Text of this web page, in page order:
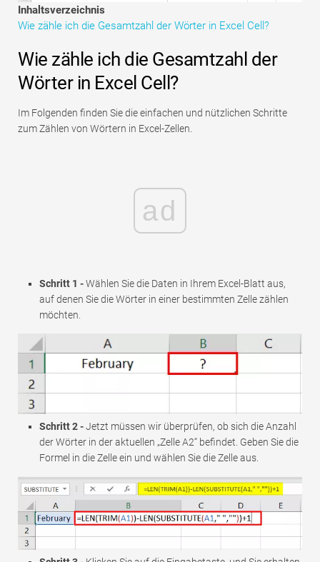
Vollständige Form
Risikomanagement-Tutorials
Inhaltsverzeichnis
Wie zähle ich die Gesamtzahl der Wörter in Excel Cell?
Wie zähle ich die Gesamtzahl der
Wörter in Excel Cell?
Im Folgenden finden Sie die einfachen und nützlichen Schritte
zum Zählen von Wörtern in Excel-Zellen.
ad
Schritt 1 -Wählen Sie die Daten in Ihrem Excel-Blatt aus,
auf denen Sie die Wörter in einer bestimmten Zelle zählen
möchten.
Schritt 2 -Jetzt müssen wir überprüfen, ob sich die Anzahl
der Wörter in der aktuellen „Zelle A2“ befindet. Geben Sie die
Formel in die Zelle ein und wählen Sie die Zelle aus.